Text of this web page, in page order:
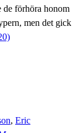
förhöra honom
men det gick
, Eric